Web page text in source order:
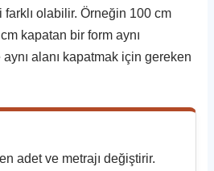
olabilir. Örneğin 100 cm
kapatan bir form aynı
alanı kapatmak için gereken
adet ve metrajı değiştirir.